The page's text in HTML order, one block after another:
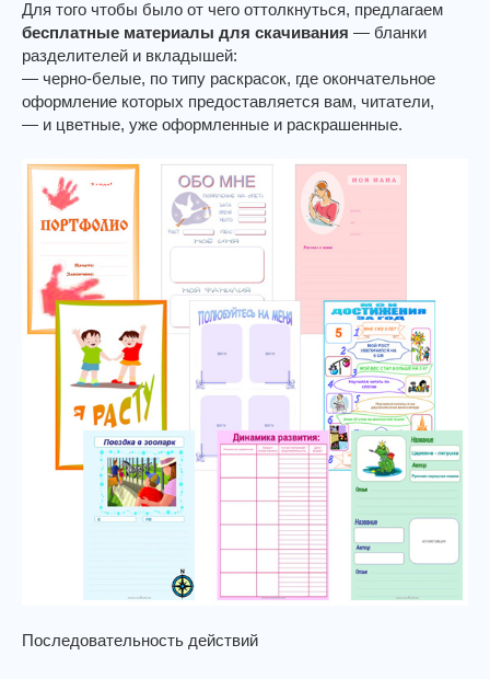
н
и
е
Для того чтобы было от чего оттолкнуться, предлагаем
бесплатные материалы для скачивания — бланки
разделителей и вкладышей:
— черно-белые, по типу раскрасок, где окончательное
оформление которых предоставляется вам, читатели,
— и цветные, уже оформленные и раскрашенные.
Последовательность действий